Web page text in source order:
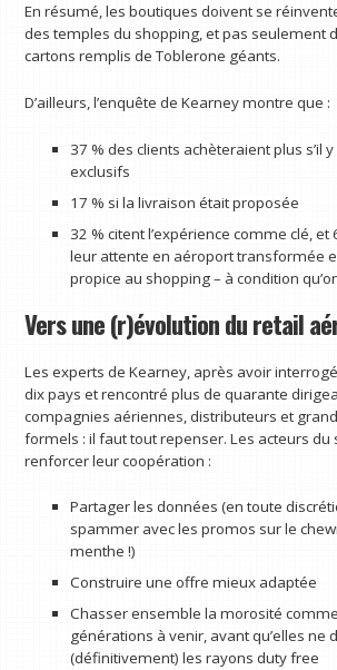
En résumé, les boutiques doivent se
des temples du shopping, et pas seulement
cartons remplis de Toblerone géants.
D’ailleurs, l’enquête de Kearney montre que :
37 % des clients achèteraient plus s’il
exclusifs
17 % si la livraison était proposée
32 % citent l’expérience comme clé,
leur attente en aéroport transformée
propice au shopping – à condition
Vers une (r)évolution du retail
Les experts de Kearney, après avoir
dix pays et rencontré plus de quarante
compagnies aériennes, distributeurs et
formels : il faut tout repenser. Les acteurs du
renforcer leur coopération :
Partager les données (en toute
spammer avec les promos sur le
menthe !)
Construire une offre mieux adaptée
Chasser ensemble la morosité
générations à venir, avant qu’elles ne
(définitivement) les rayons duty free